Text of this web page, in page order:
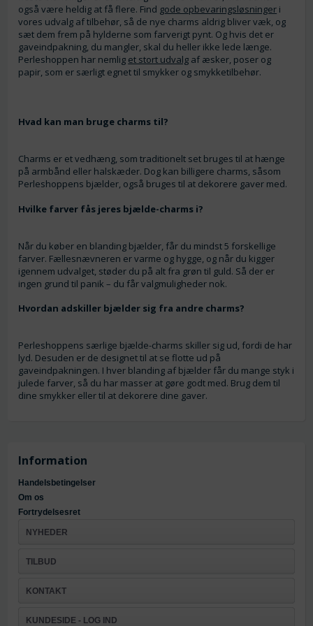
også være heldig at få flere. Find gode opbevaringsløsninger i
vores udvalg af tilbehør, så de nye charms aldrig bliver væk, og
sæt dem frem på hylderne som farverigt pynt. Og hvis det er
gaveindpakning, du mangler, skal du heller ikke lede længe.
Perleshoppen har nemlig et stort udvalg af æsker, poser og
papir, som er særligt egnet til smykker og smykketilbehør.
Hvad kan man bruge charms til?
Charms er et vedhæng, som traditionelt set bruges til at hænge
på armbånd eller halskæder. Dog kan billigere charms, såsom
Perleshoppens bjælder, også bruges til at dekorere gaver med.
Hvilke farver fås jeres bjælde-charms i?
Når du køber en blanding bjælder, får du mindst 5 forskellige
farver. Fællesnævneren er varme og hygge, og når du kigger
igennem udvalget, støder du på alt fra grøn til guld. Så der er
ingen grund til panik – du får valgmuligheder nok.
Hvordan adskiller bjælder sig fra andre charms?
Perleshoppens særlige bjælde-charms skiller sig ud, fordi de har
lyd. Desuden er de designet til at se flotte ud på
gaveindpakningen. I hver blanding af bjælder får du mange styk i
julede farver, så du har masser at gøre godt med. Brug dem til
dine smykker eller til at dekorere dine gaver.
Information
Handelsbetingelser
Om os
Fortrydelsesret
NYHEDER
TILBUD
KONTAKT
KUNDESIDE - LOG IND